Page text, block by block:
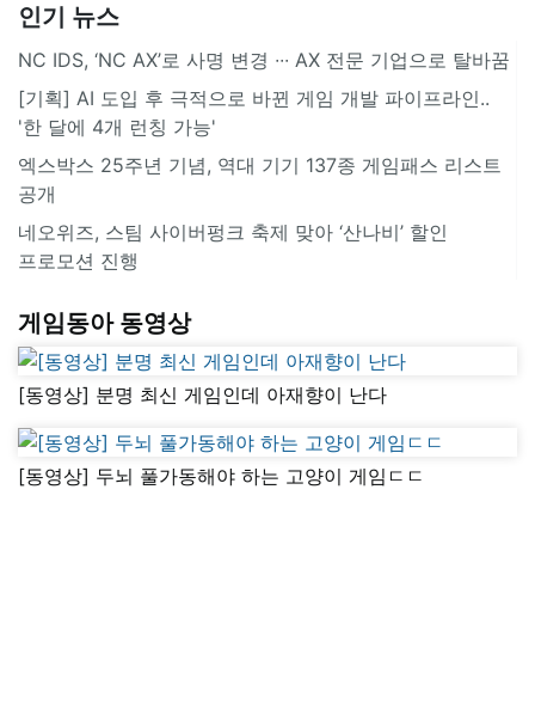
인기 뉴스
NC IDS, ‘NC AX’로 사명 변경 ∙∙∙ AX 전문 기업으로 탈바꿈
[기획] AI 도입 후 극적으로 바뀐 게임 개발 파이프라인..
'한 달에 4개 런칭 가능'
엑스박스 25주년 기념, 역대 기기 137종 게임패스 리스트
공개
네오위즈, 스팀 사이버펑크 축제 맞아 ‘산나비’ 할인
프로모션 진행
게임동아 동영상
[동영상] 분명 최신 게임인데 아재향이 난다
[동영상] 두뇌 풀가동해야 하는 고양이 게임ㄷㄷ